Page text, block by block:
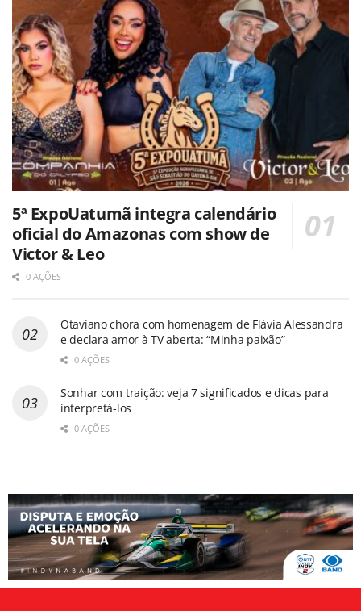
5ª ExpoUatumã integra calendário
oficial do Amazonas com show de
Victor & Leo
0 AÇÕES
Otaviano chora com homenagem de Flávia Alessandra
e declara amor à TV aberta: “Minha paixão”
0 AÇÕES
Sonhar com traição: veja 7 significados e dicas para
interpretá-los
0 AÇÕES